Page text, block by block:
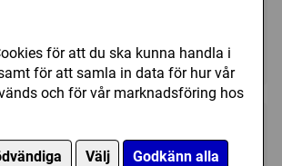
för att du ska kunna handla i
för att samla in data för hur vår
och för vår marknadsföring hos
Välj Godkänn alla
▼
Bevaka